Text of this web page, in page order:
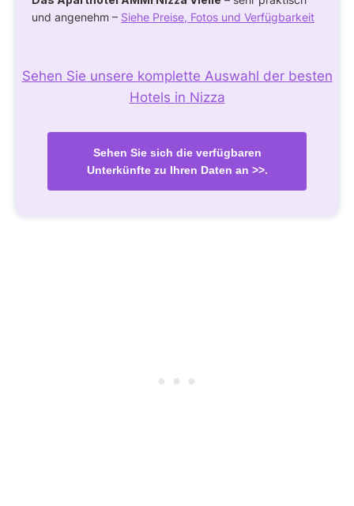
und angenehm – Siehe Preise, Fotos und Verfügbarkeit
Sehen Sie unsere komplette Auswahl der besten
Hotels in Nizza
Sehen Sie sich die verfügbaren
Unterkünfte zu Ihren Daten an >>.